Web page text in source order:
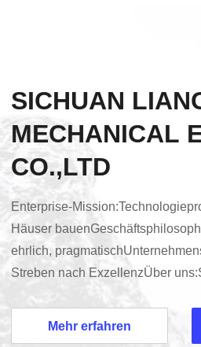
SICHUAN
MECHANICAL
CO.,LTD
Enterprise-
Häuser
ehrlich,
Streben nach ExzellenzÜber
Mechanical Equipment Co., LTD
Mehr erfahren